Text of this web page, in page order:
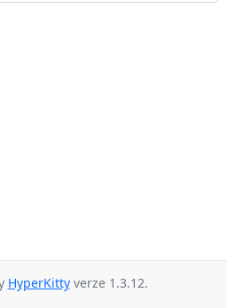
HyperKittyverze 1.3.12.